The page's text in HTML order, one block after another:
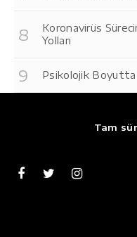
Koronavirüs
Yolları
Psikolojik Boyutta
Tam